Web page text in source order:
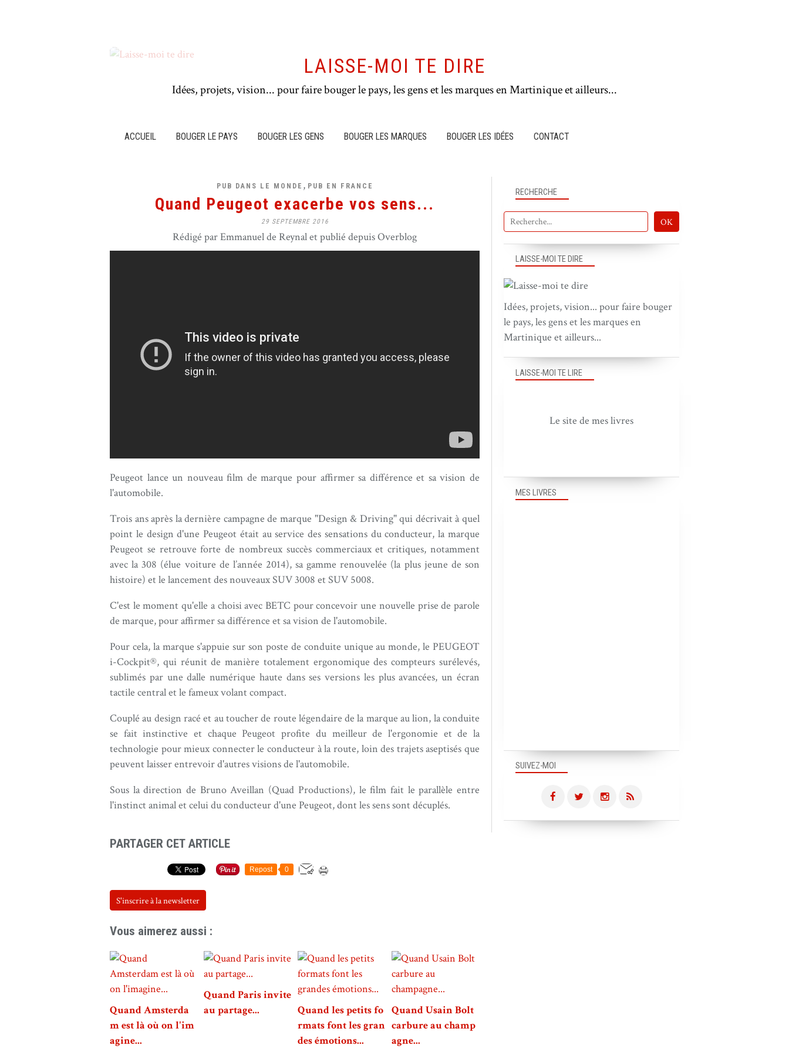
LAISSE-MOI TE DIRE
Idées, projets, vision... pour faire bouger le pays, les gens et les marques en Martinique et ailleurs...
ACCUEIL BOUGER LE PAYS BOUGER LES GENS BOUGER LES MARQUES BOUGER LES IDÉES CONTACT
PUB DANS LE MONDE , PUB EN FRANCE
Quand Peugeot exacerbe vos sens...
29 SEPTEMBRE 2016
Rédigé par Emmanuel de Reynal et publié depuis Overblog
Peugeot lance un nouveau film de marque pour affirmer sa différence et sa vision de
l'automobile.
Trois ans après la dernière campagne de marque "Design & Driving" qui décrivait à quel
point le design d'une Peugeot était au service des sensations du conducteur, la marque
Peugeot se retrouve forte de nombreux succès commerciaux et critiques, notamment
avec la 308 (élue voiture de l’année 2014), sa gamme renouvelée (la plus jeune de son
histoire) et le lancement des nouveaux SUV 3008 et SUV 5008.
C'est le moment qu'elle a choisi avec BETC pour concevoir une nouvelle prise de parole
de marque, pour affirmer sa différence et sa vision de l'automobile.
Pour cela, la marque s'appuie sur son poste de conduite unique au monde, le PEUGEOT
i-Cockpit®, qui réunit de manière totalement ergonomique des compteurs surélevés,
sublimés par une dalle numérique haute dans ses versions les plus avancées, un écran
tactile central et le fameux volant compact.
Couplé au design racé et au toucher de route légendaire de la marque au lion, la conduite
se fait instinctive et chaque Peugeot profite du meilleur de l'ergonomie et de la
technologie pour mieux connecter le conducteur à la route, loin des trajets aseptisés que
peuvent laisser entrevoir d'autres visions de l'automobile.
Sous la direction de Bruno Aveillan (Quad Productions), le film fait le parallèle entre
l'instinct animal et celui du conducteur d'une Peugeot, dont les sens sont décuplés.
PARTAGER CET ARTICLE
Repost 0
S'inscrire à la newsletter
Vous aimerez aussi :
Quand Amsterda
m est là où on l'im
agine...
Quand Paris invite
au partage...
Quand les petits fo
rmats font les gran
des émotions...
Quand Usain Bolt
carbure au champ
agne...
SUIVEZ-MOI
RECHERCHE
LAISSE-MOI TE DIRE
Idées, projets, vision... pour faire bouger
le pays, les gens et les marques en
Martinique et ailleurs...
MES LIVRES
LAISSE-MOI TE LIRE
Le site de mes livres